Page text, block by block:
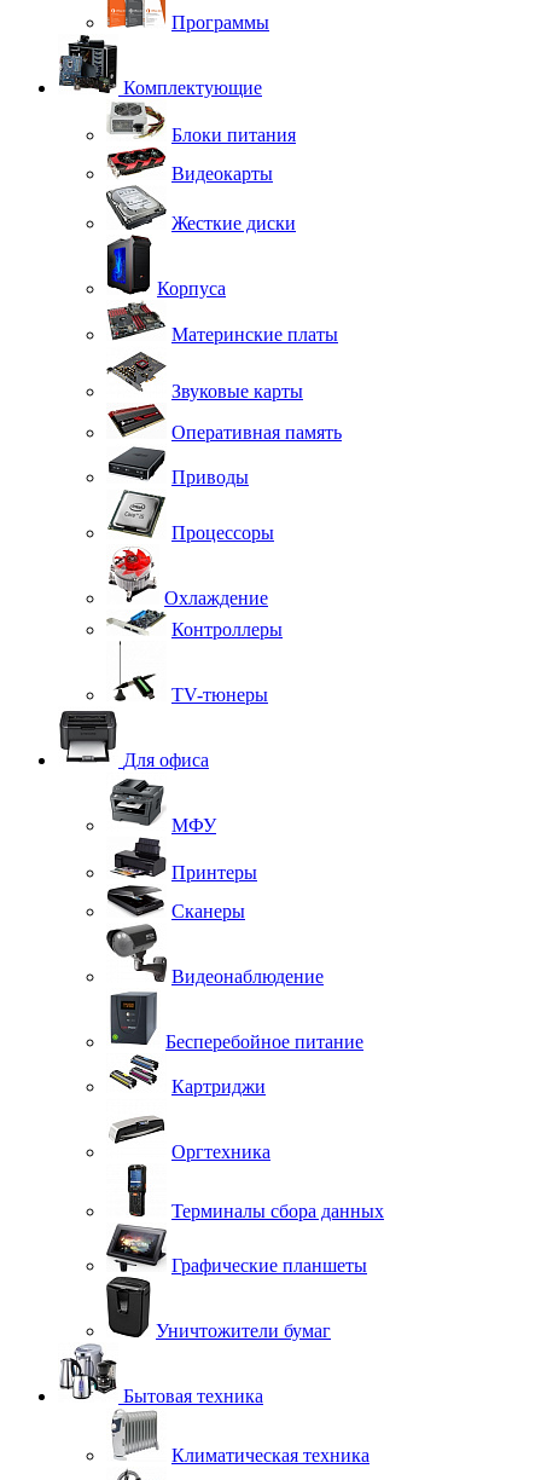
Программы
Комплектующие
Блоки питания
Видеокарты
Жесткие диски
Корпуса
Материнские платы
Звуковые карты
Оперативная память
Приводы
Процессоры
Охлаждение
Контроллеры
TV-тюнеры
Для офиса
МФУ
Принтеры
Сканеры
Видеонаблюдение
Бесперебойное питание
Картриджи
Оргтехника
Терминалы сбора данных
Графические планшеты
Уничтожители бумаг
Бытовая техника
Климатическая техника